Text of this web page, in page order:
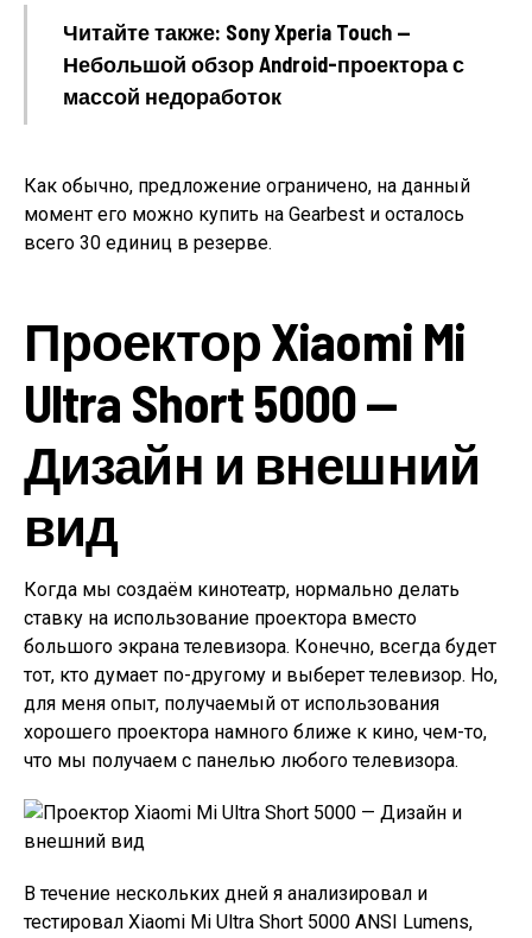
Читайте также: Sony Xperia Touch —
Небольшой обзор Android-проектора с
массой недоработок
Как обычно, предложение ограничено, на данный
момент его можно купить на Gearbest и осталось
всего 30 единиц в резерве.
Проектор Xiaomi Mi
Ultra Short 5000 —
Дизайн и внешний
вид
Когда мы создаём кинотеатр, нормально делать
ставку на использование проектора вместо
большого экрана телевизора. Конечно, всегда будет
тот, кто думает по-другому и выберет телевизор. Но,
для меня опыт, получаемый от использования
хорошего проектора намного ближе к кино, чем-то,
что мы получаем с панелью любого телевизора.
В течение нескольких дней я анализировал и
тестировал Xiaomi Mi Ultra Short 5000 ANSI Lumens,